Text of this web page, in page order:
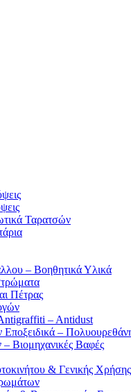
Ταρατσών
– Βοηθητικά Υλικά
Πέτρας
– Antidust
–
Βιομηχανικές Βαφές
& Γενικής Χρήσης